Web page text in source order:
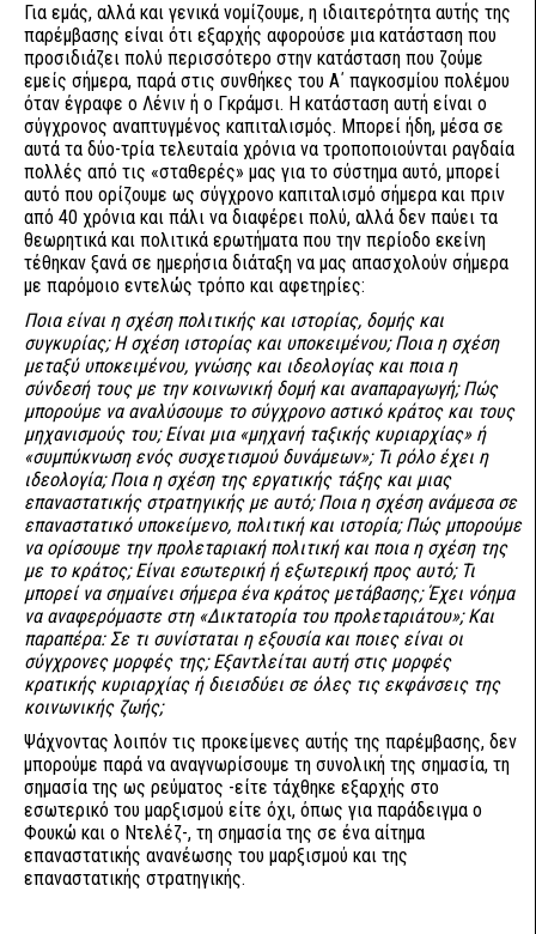
Για εμάς, αλλά και γενικά νομίζουμε, η ιδιαιτερότητα αυτής της
παρέμβασης είναι ότι εξαρχής αφορούσε μια κατάσταση που
προσιδιάζει πολύ περισσότερο στην κατάσταση που ζούμε
εμείς σήμερα, παρά στις συνθήκες του Α΄ παγκοσμίου πολέμου
όταν έγραφε ο Λένιν ή ο Γκράμσι. Η κατάσταση αυτή είναι ο
σύγχρονος αναπτυγμένος καπιταλισμός. Μπορεί ήδη, μέσα σε
αυτά τα δύο-τρία τελευταία χρόνια να τροποποιούνται ραγδαία
πολλές από τις «σταθερές» μας για το σύστημα αυτό, μπορεί
αυτό που ορίζουμε ως σύγχρονο καπιταλισμό σήμερα και πριν
από 40 χρόνια και πάλι να διαφέρει πολύ, αλλά δεν παύει τα
θεωρητικά και πολιτικά ερωτήματα που την περίοδο εκείνη
τέθηκαν ξανά σε ημερήσια διάταξη να μας απασχολούν σήμερα
με παρόμοιο εντελώς τρόπο και αφετηρίες:
Ποια είναι η σχέση πολιτικής και ιστορίας, δομής και
συγκυρίας; Η σχέση ιστορίας και υποκειμένου; Ποια η σχέση
μεταξύ υποκειμένου, γνώσης και ιδεολογίας και ποια η
σύνδεσή τους με την κοινωνική δομή και αναπαραγωγή; Πώς
μπορούμε να αναλύσουμε το σύγχρονο αστικό κράτος και τους
μηχανισμούς του; Είναι μια «μηχανή ταξικής κυριαρχίας» ή
«συμπύκνωση ενός συσχετισμού δυνάμεων»; Τι ρόλο έχει η
ιδεολογία; Ποια η σχέση της εργατικής τάξης και μιας
επαναστατικής στρατηγικής με αυτό; Ποια η σχέση ανάμεσα σε
επαναστατικό υποκείμενο, πολιτική και ιστορία; Πώς μπορούμε
να ορίσουμε την προλεταριακή πολιτική και ποια η σχέση της
με το κράτος; Είναι εσωτερική ή εξωτερική προς αυτό; Τι
μπορεί να σημαίνει σήμερα ένα κράτος μετάβασης; Έχει νόημα
να αναφερόμαστε στη «Δικτατορία του προλεταριάτου»; Και
παραπέρα: Σε τι συνίσταται η εξουσία και ποιες είναι οι
σύγχρονες μορφές της; Εξαντλείται αυτή στις μορφές
κρατικής κυριαρχίας ή διεισδύει σε όλες τις εκφάνσεις της
κοινωνικής ζωής;
Ψάχνοντας λοιπόν τις προκείμενες αυτής της παρέμβασης, δεν
μπορούμε παρά να αναγνωρίσουμε τη συνολική της σημασία, τη
σημασία της ως ρεύματος -είτε τάχθηκε εξαρχής στο
εσωτερικό του μαρξισμού είτε όχι, όπως για παράδειγμα ο
Φουκώ και ο Ντελέζ-, τη σημασία της σε ένα αίτημα
επαναστατικής ανανέωσης του μαρξισμού και της
επαναστατικής στρατηγικής.